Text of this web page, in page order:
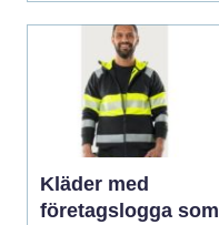
Kläder med
företagslogga som